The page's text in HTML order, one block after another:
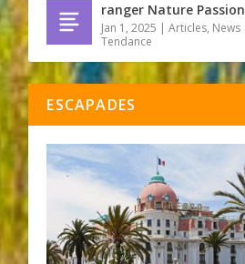
ranger Nature Passion
Jan 1, 2025 |Articles, News
Tendance
ESCAPADES